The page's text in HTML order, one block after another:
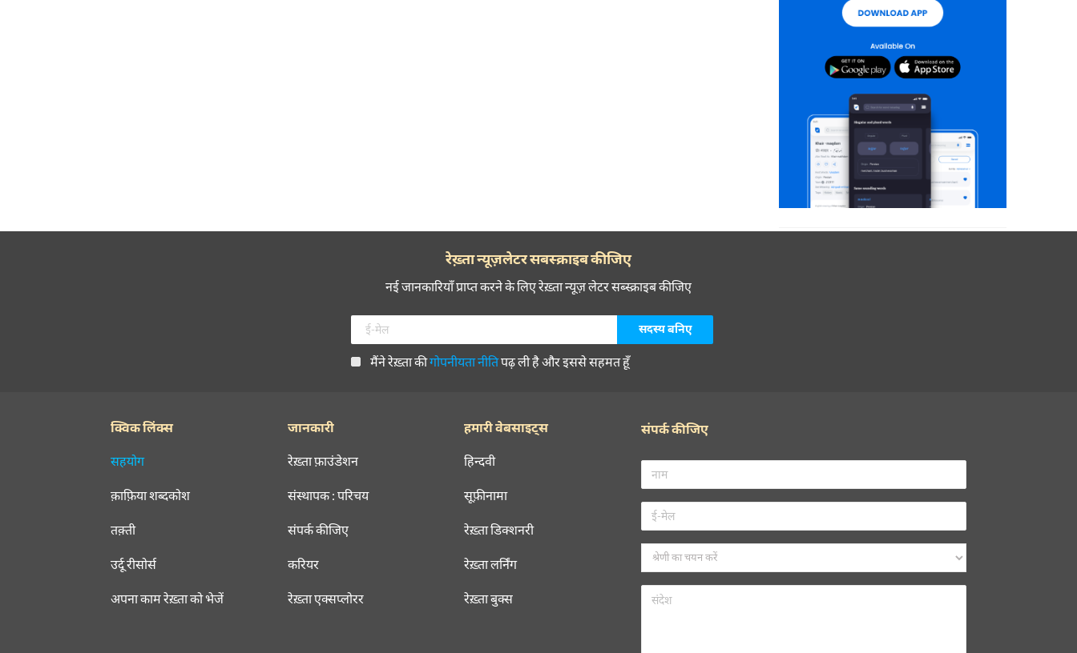
रेख़्ता न्यूज़लेटर सबस्क्राइब कीजिए
नई जानकारियाँ प्राप्त करने के लिए रेख़्ता न्यूज़ लेटर सब्स्क्राइब कीजिए
मैंने रेख़्ता कीगोपनीयता नीतिपढ़ ली है और इससे सहमत हूँ
क्विक लिंक्स
सहयोग
क़ाफ़िया शब्दकोश
तक़्ती
उर्दू रीसोर्स
अपना काम रेख़्ता को भेजें
जानकारी
रेख़्ता फ़ाउंडेशन
संस्थापक : परिचय
संपर्क कीजिए
करियर
रेख़्ता एक्सप्लोरर
हमारी वेबसाइट्स
हिन्दवी
सूफ़ीनामा
रेख़्ता डिक्शनरी
रेख़्ता लर्निंग
रेख़्ता बुक्स
संपर्क कीजिए